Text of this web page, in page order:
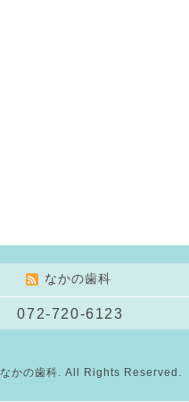
なかの歯科
072-720-6123
なかの歯科. All Rights Reserved.